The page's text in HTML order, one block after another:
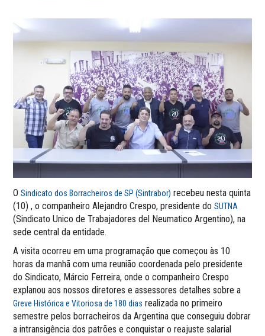
OSindicato dos Borracheiros de SP (Sintrabor) recebeu nesta quinta
(10) , o companheiro Alejandro Crespo, presidente doSUTNA
(Sindicato Unico de Trabajadores del Neumatico Argentino), na
sede central da entidade.
A visita ocorreu em uma programação que começou às 10
horas da manhã com uma reunião coordenada pelo presidente
do Sindicato, Márcio Ferreira, onde o companheiro Crespo
explanou aos nossos diretores e assessores detalhes sobre a
Greve Histórica e Vitoriosa de 180 dias realizada no primeiro
semestre pelos borracheiros da Argentina que conseguiu dobrar
a intransigência dos patrões e conquistar o reajuste salarial